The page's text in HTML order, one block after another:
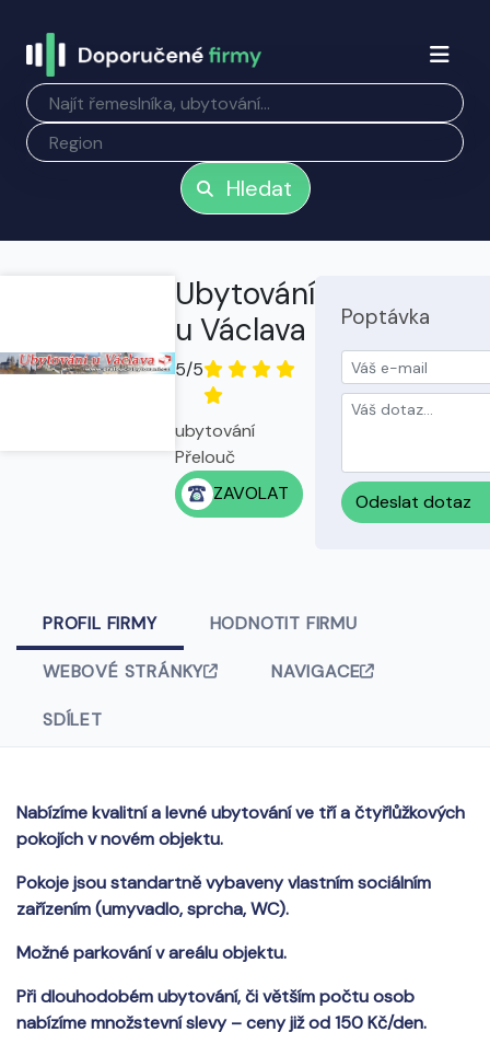
Hledat
Ubytování
u Václava
5/5
ubytování
Přelouč
ZAVOLAT
Poptávka
Odeslat dotaz
PROFIL FIRMY HODNOTIT FIRMU
WEBOVÉ STRÁNKY NAVIGACE
SDÍLET
Nabízíme kvalitní a levné ubytování ve tří a čtyřlůžkových
pokojích v novém objektu.
Pokoje jsou standartně vybaveny vlastním sociálním
zařízením (umyvadlo, sprcha, WC).
Možné parkování v areálu objektu.
Při dlouhodobém ubytování, či větším počtu osob
nabízíme množstevní slevy – ceny již od 150 Kč/den.